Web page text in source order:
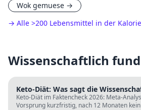
Wok gemuese →
→ Alle >200 Lebensmittel in der
Wissenschaftlich
Keto-Diät: Was sagt die
Keto-Diät im Faktencheck 2026: Meta-
Vorsprung kurzfristig, nach 12 Monaten